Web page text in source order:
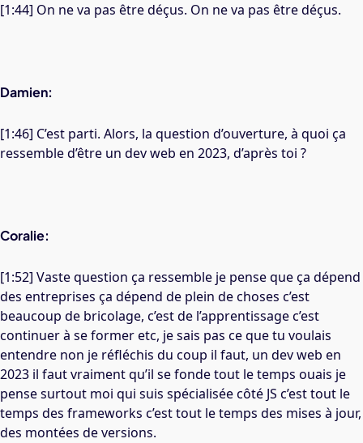
[1:44] On ne va pas être déçus. On ne va pas être déçus.
Damien:
[1:46] C’est parti. Alors, la question d’ouverture, à quoi ça
ressemble d’être un dev web en 2023, d’après toi ?
Coralie:
[1:52] Vaste question ça ressemble je pense que ça dépend
des entreprises ça dépend de plein de choses c’est
beaucoup de bricolage, c’est de l’apprentissage c’est
continuer à se former etc, je sais pas ce que tu voulais
entendre non je réfléchis du coup il faut, un dev web en
2023 il faut vraiment qu’il se fonde tout le temps ouais je
pense surtout moi qui suis spécialisée côté JS c’est tout le
temps des frameworks c’est tout le temps des mises à jour,
des montées de versions.